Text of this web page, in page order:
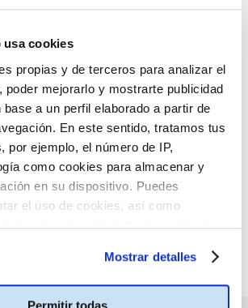
usa cookies
propias y de terceros para analizar el
poder mejorarlo y mostrarte publicidad
base a un perfil elaborado a partir de
En este sentido, tratamos tus
por ejemplo, el número de IP,
como cookies para almacenar y
en su dispositivo. Puedes
el uso de cookies, así como
de consentimiento en cualquier
Mostrar detalles
No hay películas con el
criterio de búsqueda
seleccionado.